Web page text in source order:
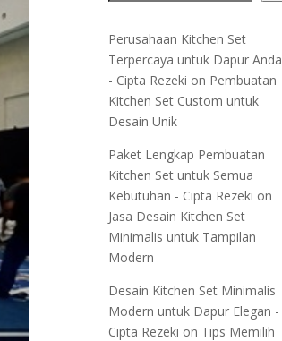
Perusahaan Kitchen Set
Terpercaya untuk Dapur Anda
- Cipta Rezeki on Pembuatan
Kitchen Set Custom untuk
Desain Unik
Paket Lengkap Pembuatan
Kitchen Set untuk Semua
Kebutuhan - Cipta Rezeki on
Jasa Desain Kitchen Set
Minimalis untuk Tampilan
Modern
Desain Kitchen Set Minimalis
Modern untuk Dapur Elegan -
Cipta Rezeki on Tips Memilih